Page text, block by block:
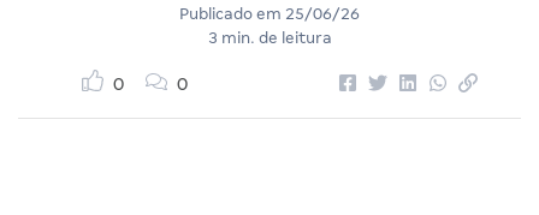
Publicado em 25/06/26
3 min. de leitura
0 0